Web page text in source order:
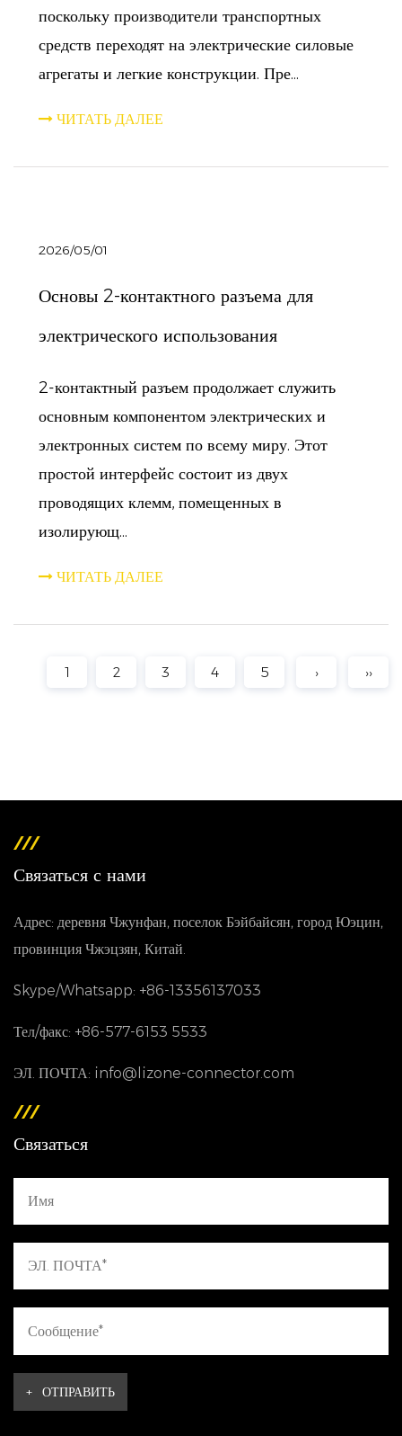
поскольку производители транспортных
средств переходят на электрические силовые
агрегаты и легкие конструкции. Пре...
ЧИТАТЬ ДАЛЕЕ
2026/05/01
Основы 2-контактного разъема для
электрического использования
2-контактный разъем продолжает служить
основным компонентом электрических и
электронных систем по всему миру. Этот
простой интерфейс состоит из двух
проводящих клемм, помещенных в
изолирующ...
ЧИТАТЬ ДАЛЕЕ
1 2 3 4 5 › ››
Связаться с нами
Адрес: деревня Чжунфан, поселок Бэйбайсян, город Юэцин,
провинция Чжэцзян, Китай.
Skype/Whatsapp: +86-13356137033
Тел/факс: +86-577-6153 5533
ЭЛ. ПОЧТА: info@lizone-connector.com
Связаться
+ ОТПРАВИТЬ